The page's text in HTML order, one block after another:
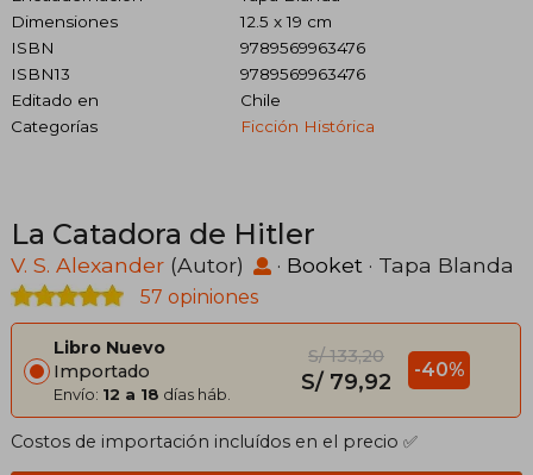
Dimensiones
12.5 x 19 cm
ISBN
9789569963476
ISBN13
9789569963476
Editado en
Chile
Categorías
Ficción Histórica
La Catadora de Hitler
V. S. Alexander (Autor) · Booket · Tapa Blanda
57 opiniones
Libro Nuevo
Importado
Envío: 12 a 18 días háb.
S/ 133,20
S/ 79,92 -40%
Costos de importación incluídos en el precio ✅